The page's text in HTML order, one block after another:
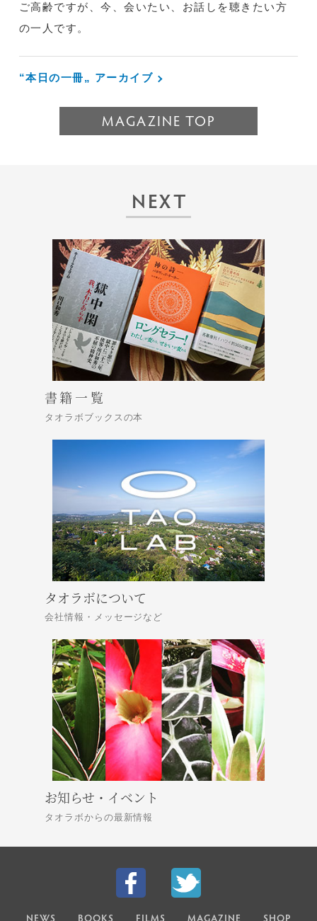
ご高齢ですが、今、会いたい、お話しを聴きたい方
の一人です。
“本日の一冊„ アーカイブ
MAGAZINE TOP
NEXT
書籍一覧
タオラボブックスの本
タオラボについて
会社情報・メッセージなど
お知らせ・イベント
タオラボからの最新情報